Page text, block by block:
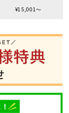
¥15,001〜